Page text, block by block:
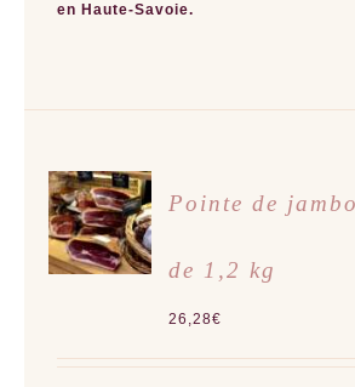
en Haute-Savoie.
CHOIX
DES
OPTIONS
CE
PRODUIT
A
VARIATIONS.
PEUVENT
/
DÉTAILS
Pointe de
de 1,2 kg
26,28€